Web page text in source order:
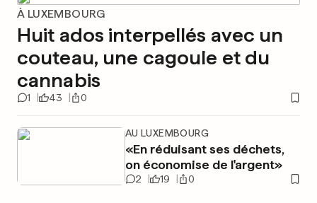
À LUXEMBOURG
Huit ados interpellés avec un
couteau, une cagoule et du
cannabis
1 43 0
AU LUXEMBOURG
«En réduisant ses déchets,
on économise de l'argent»
2 19 0